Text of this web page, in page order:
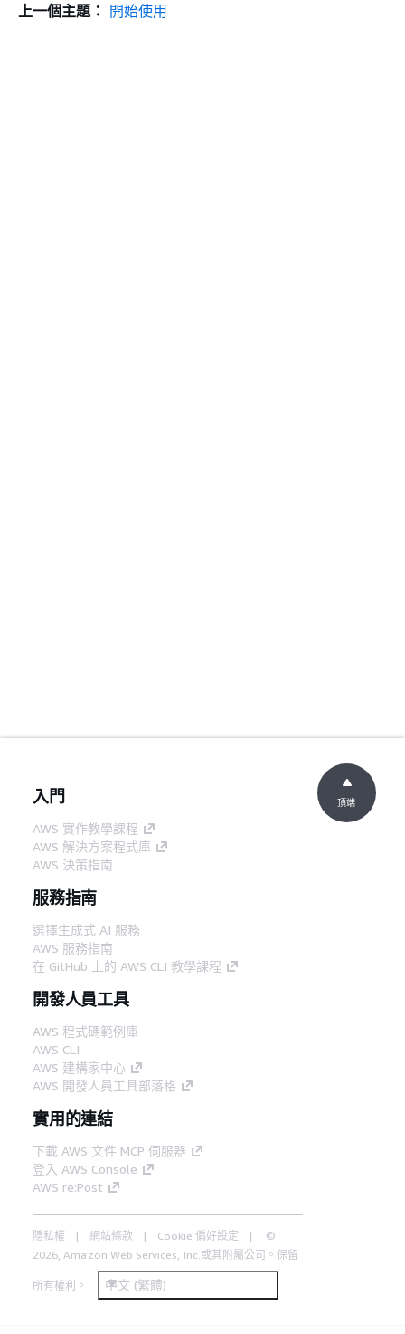
上一個主題： 開始使用
入門
AWS 實作教學課程
AWS 解決方案程式庫
AWS 決策指南
服務指南
選擇生成式 AI 服務
AWS 服務指南
在 GitHub 上的 AWS CLI 教學課程
開發人員工具
AWS 程式碼範例庫
AWS CLI
AWS 建構家中心
AWS 開發人員工具部落格
實用的連結
下載 AWS 文件 MCP 伺服器
登入 AWS Console
AWS re:Post
隱私權 網站條款 Cookie 偏好設定
©
2026, Amazon Web Services, Inc.或其附屬公司。保留
所有權利。 中文 (繁體)
頂端